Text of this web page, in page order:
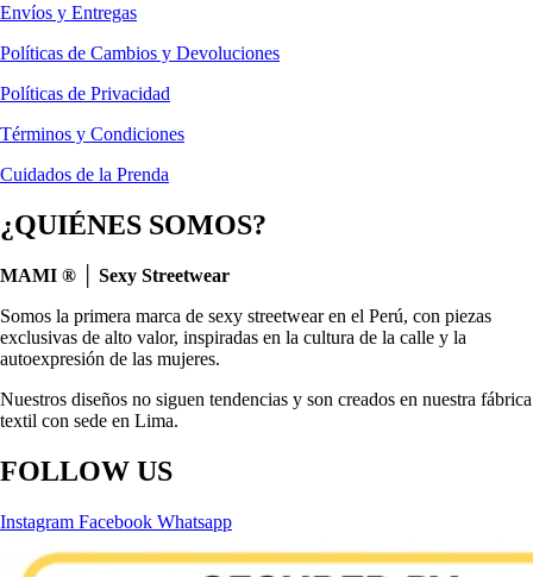
Envíos y Entregas
Políticas de Cambios y Devoluciones
Políticas de Privacidad
Términos y Condiciones
Cuidados de la Prenda
¿QUIÉNES SOMOS?
MAMI ® │ Sexy Streetwear
Somos la primera marca de sexy streetwear en el Perú, con piezas
exclusivas de alto valor, inspiradas en la cultura de la calle y la
autoexpresión de las mujeres.
Nuestros diseños no siguen tendencias y son creados en nuestra fábrica
textil con sede en Lima.
FOLLOW US
Instagram Facebook Whatsapp